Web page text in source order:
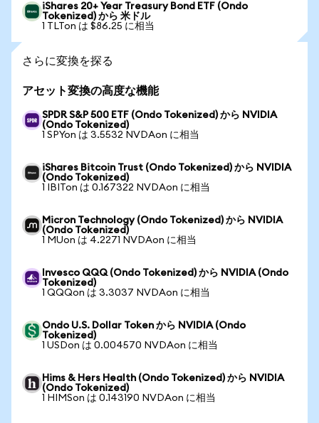
iShares 20+ Year Treasury Bond ETF (Ondo
Tokenized) から 米ドル
1 TLTon は $86.25 に相当
さらに変換を探る
アセット変換の高度な機能
SPDR S&P 500 ETF (Ondo Tokenized) から NVIDIA
(Ondo Tokenized)
1 SPYon は 3.5532 NVDAon に相当
iShares Bitcoin Trust (Ondo Tokenized) から NVIDIA
(Ondo Tokenized)
1 IBITon は 0.167322 NVDAon に相当
Micron Technology (Ondo Tokenized) から NVIDIA
(Ondo Tokenized)
1 MUon は 4.2271 NVDAon に相当
Invesco QQQ (Ondo Tokenized) から NVIDIA (Ondo
Tokenized)
1 QQQon は 3.3037 NVDAon に相当
Ondo U.S. Dollar Token から NVIDIA (Ondo
Tokenized)
1 USDon は 0.004570 NVDAon に相当
Hims & Hers Health (Ondo Tokenized) から NVIDIA
(Ondo Tokenized)
1 HIMSon は 0.143190 NVDAon に相当